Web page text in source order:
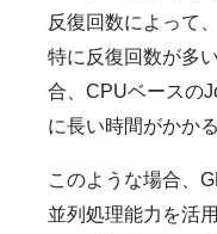
反復回数によって
特に反復回数が多
合、CPUベースの
に長い時間がかか
このような場合、
並列処理能力を活